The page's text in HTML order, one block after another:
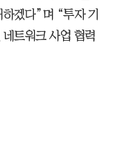
겠다”며 “투자 기
트워크 사업 협력